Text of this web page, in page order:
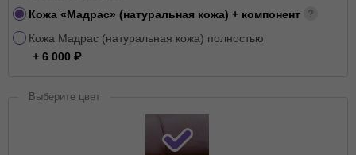
Кожа «Мадрас» (натуральная кожа) + компонент
Кожа Мадрас (натуральная кожа) полностью
+ 6 000
Выберите цвет